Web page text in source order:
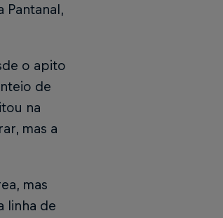
Pantanal,
o apito
de
na
mas a
mas
linha de